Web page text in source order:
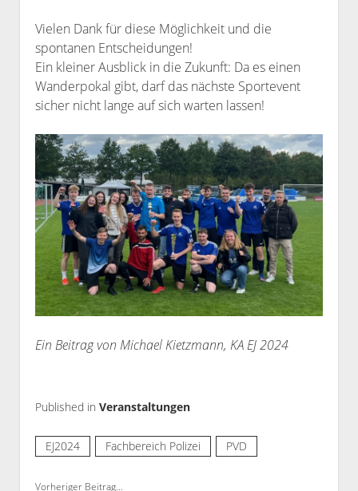
Vielen Dank für diese Möglichkeit und die
spontanen Entscheidungen!
Ein kleiner Ausblick in die Zukunft: Da es einen
Wanderpokal gibt, darf das nächste Sportevent
sicher nicht lange auf sich warten lassen!
Ein Beitrag von Michael Kietzmann, KA EJ 2024
Published in Veranstaltungen
EJ2024 Fachbereich Polizei PVD
Vorheriger Beitrag...